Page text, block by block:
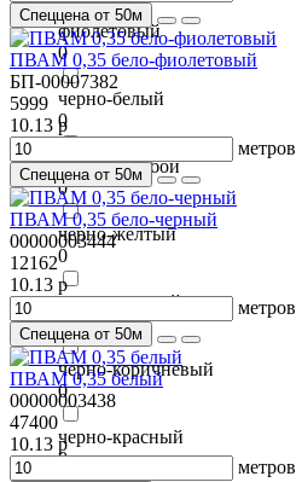
фиолетовый
0
черно-белый
0
черно-голубой
0
черно-желтый
0
черно-зеленый
0
черно-коричневый
0
черно-красный
0
Спеццена от 50м
ПВАМ 0,35 бело-фиолетовый
БП-00007382
5999
10.13 р
метров
Спеццена от 50м
ПВАМ 0,35 бело-черный
00000003444
12162
10.13 р
метров
Спеццена от 50м
ПВАМ 0,35 белый
00000003438
47400
10.13 р
метров